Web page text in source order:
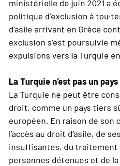
ministérielle de juin 2021 a
politique d’exclusion à
d’asile arrivant en Grèce
exclusion s’est poursuivie
expulsions vers la Turquie
La Turquie n’est pas un
La Turquie ne peut être
droit, comme un pays tiers
européen. En raison de
l’accès au droit d’asile, de
insuffisantes, du traitement
personnes détenues et de